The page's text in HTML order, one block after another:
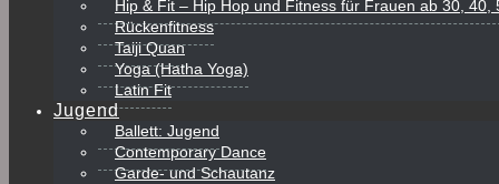
Hip & Fit – Hip Hop und Fitness für Frauen ab 30, 40,
Rückenfitness
Taiji Quan
Yoga (Hatha Yoga)
Latin Fit
Jugend
Ballett: Jugend
Contemporary Dance
Garde- und Schautanz